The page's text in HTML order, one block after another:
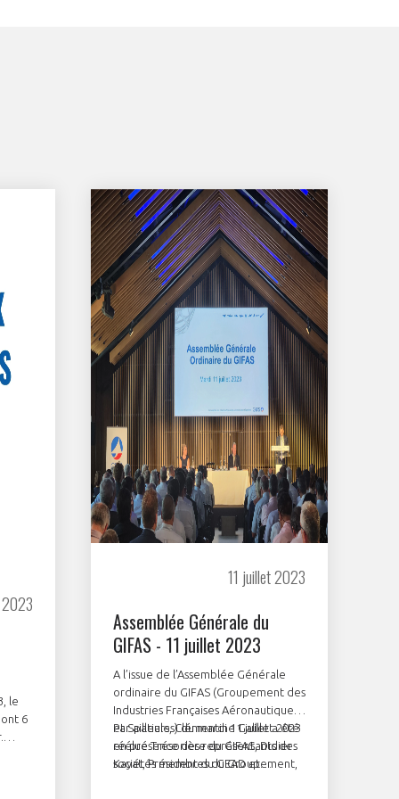
le
6
11 juillet 2023
Assemblée Générale du
GIFAS - 11 juillet 2023
A l’issue de l’Assemblée Générale
ordinaire du GIFAS (Groupement des
Industries Françaises Aéronautiques
et Spatiales) du mardi 11 juillet 2023
en présence des représentants des
sociétés membres du Groupement,
Par ailleurs, Clémentine Gallet a été
réélue Trésorière du GIFAS, Didier
Kayat, Président du GEAD et